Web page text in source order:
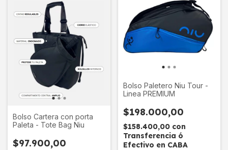
Bolso Cartera con porta
Paleta - Tote Bag Niu
$97.900,00
Bolso Paletero Niu Tour -
Linea PREMIUM
$198.000,00
$158.400,00 con
Transferencia ó
Efectivo en CABA